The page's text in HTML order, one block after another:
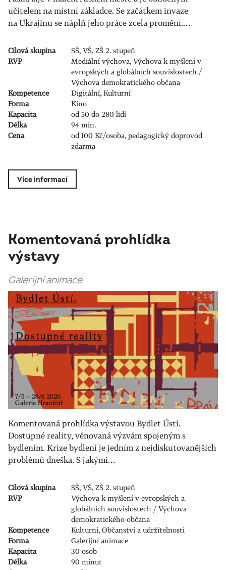
učitelem na místní základce. Se začátkem invaze
na Ukrajinu se náplň jeho práce zcela promění.…
Cílová skupina
SŠ, VŠ, ZŠ 2. stupeň
RVP
Mediální výchova, Výchova k myšlení v
evropských a globálních souvislostech /
Výchova demokratického občana
Kompetence
Digitální, Kulturní
Forma
Kino
Kapacita
od 50 do 280 lidí
Délka
94 min.
Cena
od 100 Kč/osoba, pedagogický doprovod
zdarma
Více informací
Komentovaná prohlídka
výstavy
Galerijní animace
Komentovaná prohlídka výstavou Bydlet Ústí.
Dostupné reality, věnovaná výzvám spojeným s
bydlením. Krize bydlení je jedním z nejdiskutovanějších
problémů dneška. S jakými…
Cílová skupina
SŠ, VŠ, ZŠ 2. stupeň
RVP
Výchova k myšlení v evropských a
globálních souvislostech / Výchova
demokratického občana
Kompetence
Kulturní, Občanství a udržitelnosti
Forma
Galerijní animace
Kapacita
30 osob
Délka
90 minut